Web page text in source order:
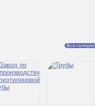
Вся галерея